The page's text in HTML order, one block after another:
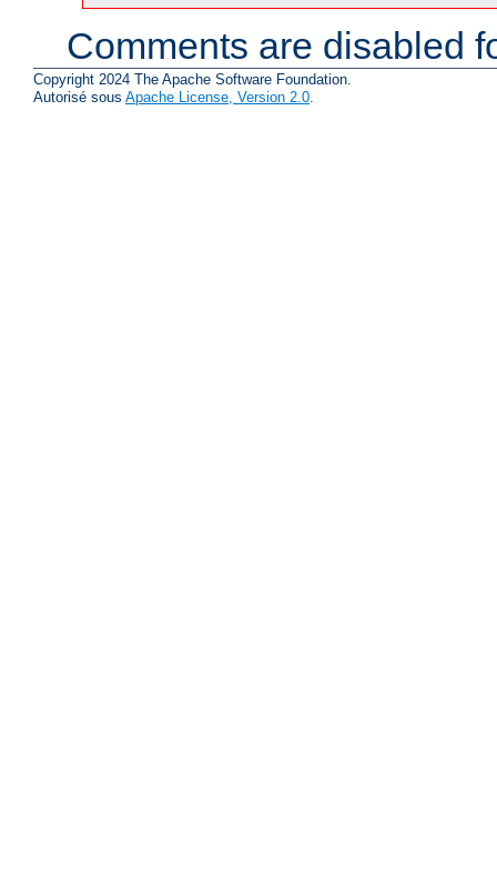
Comments are disabled
Copyright 2024 The Apache Software Foundation.
Autorisé sous Apache License, Version 2.0.